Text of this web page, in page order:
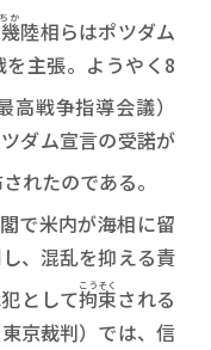
か 陸相らはポツダム
主張。ようやく8
高戦争指導会議）
ダム宣言の受諾が
れたのである。
で米内が海相に留
、混乱を抑える責
として拘束
こうそく される
京裁判）では、信